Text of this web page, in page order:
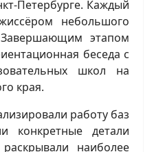
Петербурге. Каждый
небольшого
Завершающим этапом
беседа с
школ на
края.
работу баз
конкретные детали
наиболее